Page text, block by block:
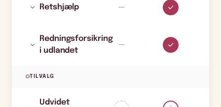
Retshjælp
Redningsforsikring
i udlandet
TILVALG
Udvidet